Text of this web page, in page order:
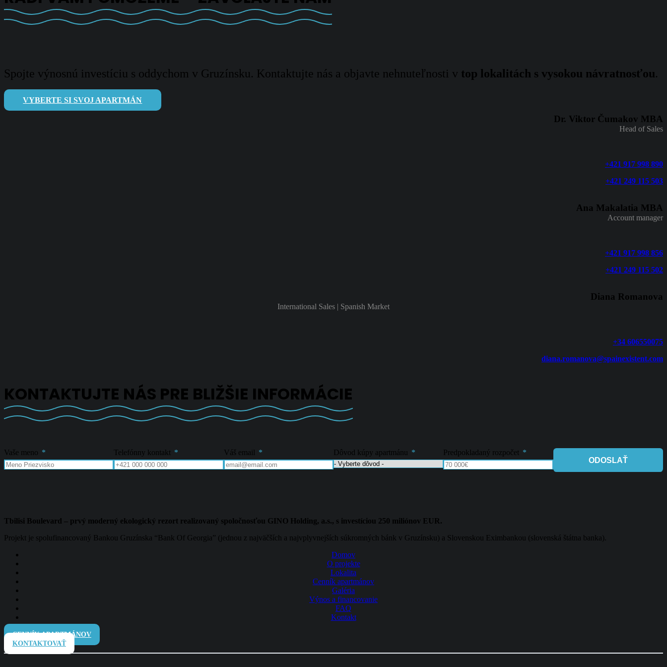
Spojte výnosnú investíciu s oddychom v Gruzínsku. Kontaktujte nás a objavte nehnuteľnosti v top lokalitách s vysokou návratnosťou.
VYBERTE SI SVOJ APARTMÁN
Dr. Viktor Čumakov MBA
Head of Sales
+421 917 998 890
+421 249 115 503
Ana Makalatia MBA
Account manager
+421 917 998 856
+421 249 115 502
Diana Romanova
International Sales | Spanish Market
+34 606550075
diana.romanova@spainexistent.com
KONTAKTUJTE NÁS PRE BLIŽŠIE INFORMÁCIE
Vaše meno Telefónny kontakt Váš email Dôvod kúpy apartmánu
Predpokladaný rozpočet
ODOSLAŤ
Tbilisi Boulevard – prvý moderný ekologický rezort realizovaný spoločnosťou GINO Holding, a.s., s investíciou 250 miliónov EUR.
Projekt je spolufinancovaný Bankou Gruzínska “Bank Of Georgia” (jednou z najväčších a najvplyvnejších súkromných bánk v Gruzínsku) a Slovenskou Eximbankou (slovenská štátna banka).
Domov
O projekte
Lokalita
Cenník apartmánov
Galéria
Výnos a financovanie
FAQ
Kontakt
CENNÍK APARTMÁNOV
KONTAKTOVAŤ